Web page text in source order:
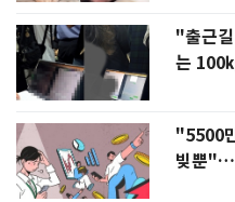
"출근
는 100
"5500
빚뿐